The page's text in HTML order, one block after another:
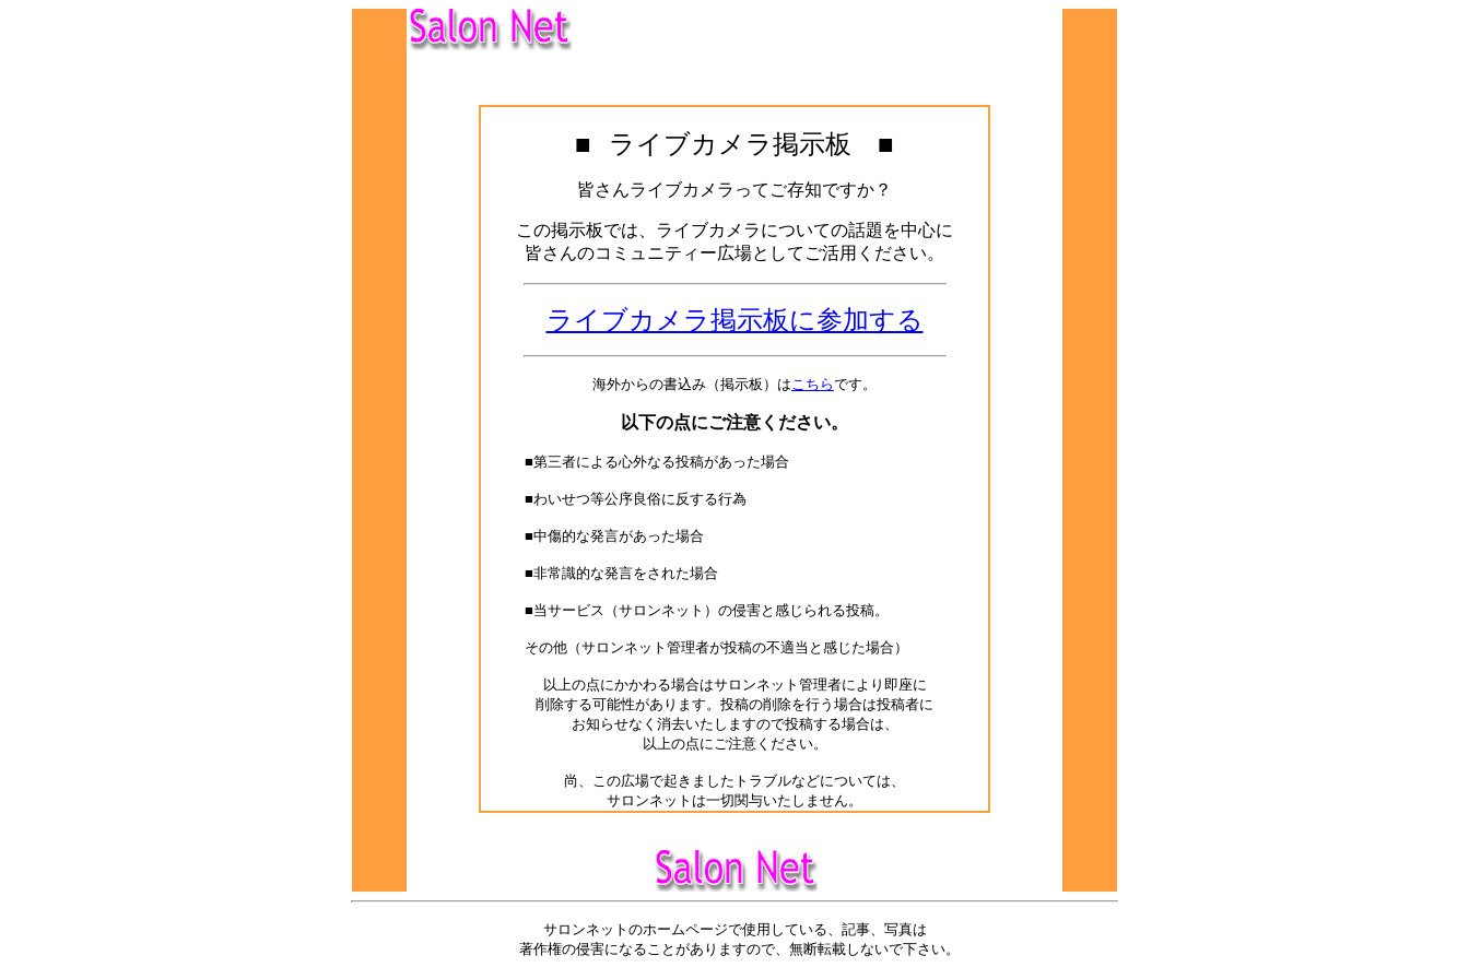
■ ライブカメラ掲示板 ■
皆さんライブカメラってご存知ですか？
この掲示板では、ライブカメラについての話題を中心に
皆さんのコミュニティー広場としてご活用ください。
ライブカメラ掲示板に参加する
海外からの書込み（掲示板）はこちらです。
以下の点にご注意ください。
■第三者による心外なる投稿があった場合
■わいせつ等公序良俗に反する行為
■中傷的な発言があった場合
■非常識的な発言をされた場合
■当サービス（サロンネット）の侵害と感じられる投稿。
その他（サロンネット管理者が投稿の不適当と感じた場合）
以上の点にかかわる場合はサロンネット管理者により即座に
削除する可能性があります。投稿の削除を行う場合は投稿者に
お知らせなく消去いたしますので投稿する場合は、
以上の点にご注意ください。
尚、この広場で起きましたトラブルなどについては、
サロンネットは一切関与いたしません。
サロンネットのホームページで使用している、記事、写真は
著作権の侵害になることがありますので、無断転載しないで下さい。